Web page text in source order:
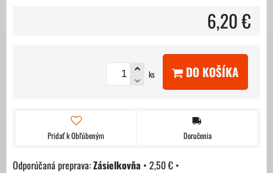
6,20 €
ks DO KOŠÍKA
Pridať k Obľúbeným Doručenia
Zásielkovňa • 2,50 € •